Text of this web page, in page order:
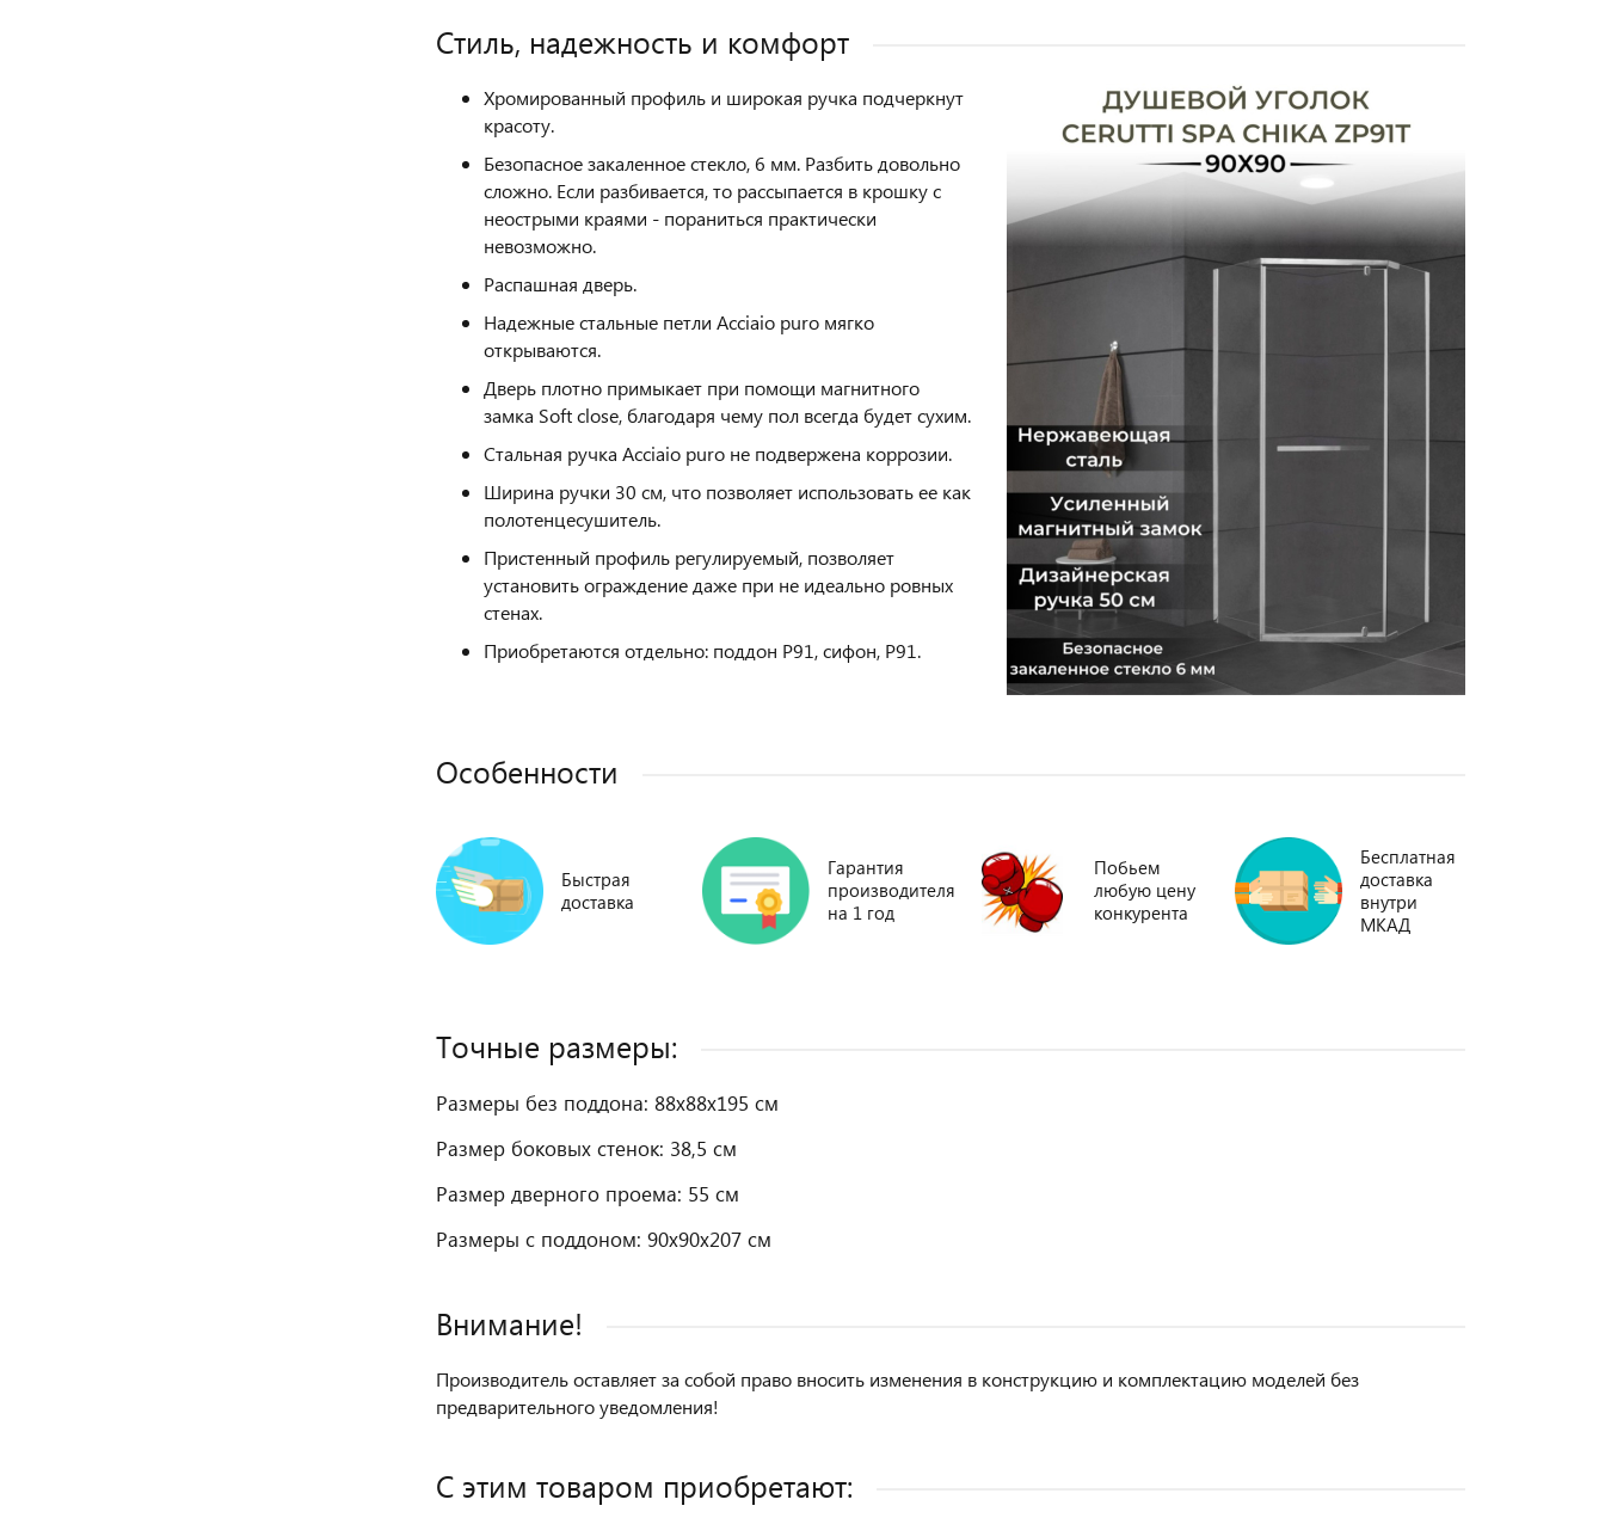
Cтиль, надежность и комфорт
Хромированный профиль и широкая ручка подчеркнут
красоту.
Безопасное закаленное стекло, 6 мм. Разбить довольно
сложно. Если разбивается, то рассыпается в крошку с
неострыми краями - пораниться практически
невозможно.
Распашная дверь.
Надежные стальные петли Acciaio puro мягко
открываются.
Дверь плотно примыкает при помощи магнитного
замка Soft close, благодаря чему пол всегда будет сухим.
Стальная ручка Acciaio puro не подвержена коррозии.
Ширина ручки 30 см, что позволяет использовать ее как
полотенцесушитель.
Пристенный профиль регулируемый, позволяет
установить ограждение даже при не идеально ровных
стенах.
Приобретаются отдельно: поддон P91, сифон, P91.
Особенности
Быстрая
доставка
Гарантия
производителя
на 1 год
Побьем
любую цену
конкурента
Бесплатная
доставка
внутри
МКАД
Точные размеры:
Размеры без поддона: 88х88х195 см
Размер боковых стенок: 38,5 см
Размер дверного проема: 55 см
Размеры с поддоном: 90х90х207 см
Внимание!
Производитель оставляет за собой право вносить изменения в конструкцию и комплектацию моделей без
предварительного уведомления!
С этим товаром приобретают: